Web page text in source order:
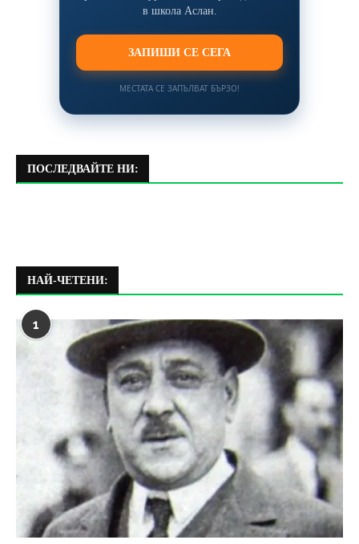
в школа Аслан.
ЗАПИШИ СЕ СЕГА
МЕСТАТА СЕ ЗАПЪЛВАТ БЪРЗО!
ПОСЛЕДВАЙТЕ НИ:
НАЙ-ЧЕТЕНИ:
1